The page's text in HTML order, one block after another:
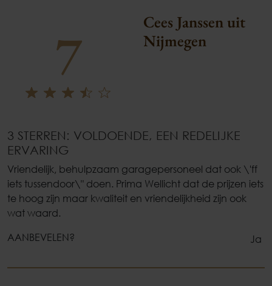
7
Cees Janssen uit
Nijmegen
3 STERREN: VOLDOENDE, EEN REDELIJKE
ERVARING
Vriendelijk, behulpzaam garagepersoneel dat ook \'ff
iets tussendoor\" doen. Prima Wellicht dat de prijzen iets
te hoog zijn maar kwaliteit en vriendelijkheid zijn ook
wat waard.
AANBEVELEN?
Ja